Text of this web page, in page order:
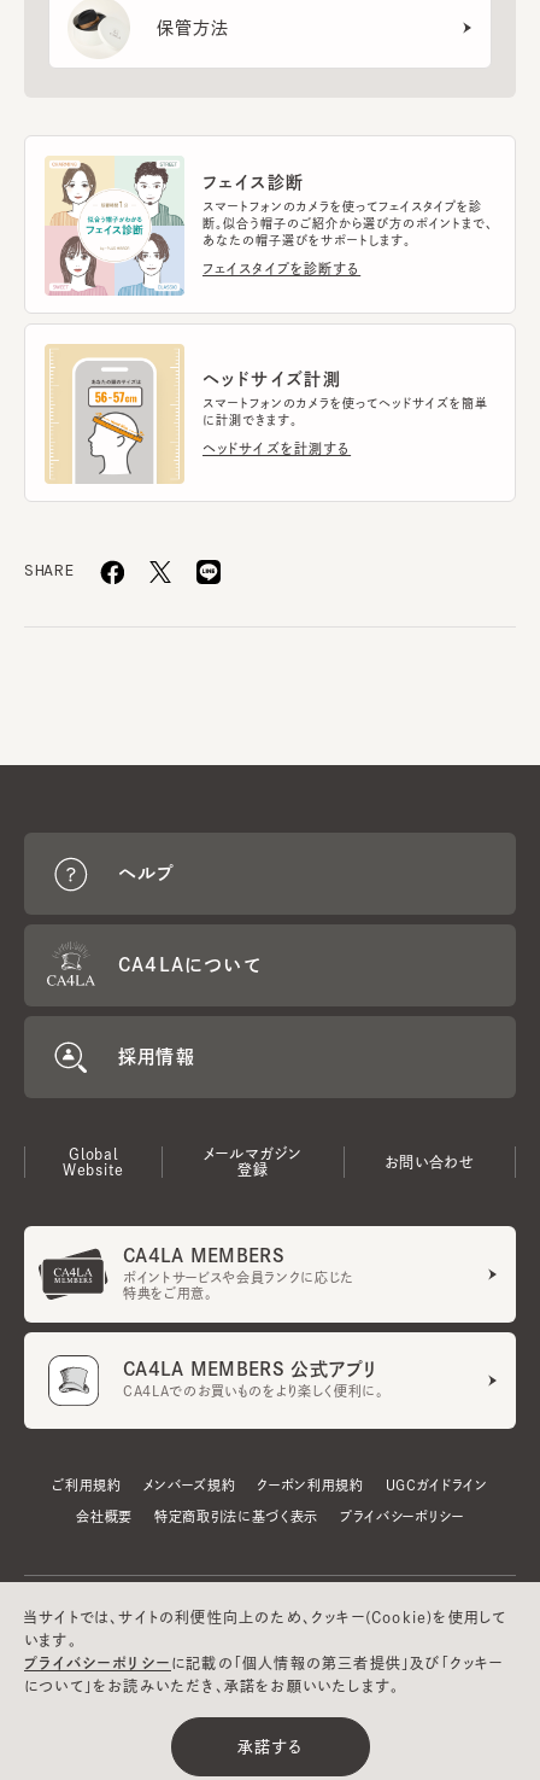
保管方法
フェイス診断
スマートフォンのカメラを使ってフェイスタイプを診
断。似合う帽子のご紹介から選び方のポイントまで、
あなたの帽子選びをサポートします。
フェイスタイプを診断する
ヘッドサイズ計測
スマートフォンのカメラを使ってヘッドサイズを簡単
に計測できます。
ヘッドサイズを計測する
SHARE
ヘルプ
CA4LAについて
採用情報
Global
Website
メールマガジン
登録
お問い合わせ
CA4LA MEMBERS
ポイントサービスや会員ランクに応じた
特典をご用意。
CA4LA MEMBERS 公式アプリ
CA4LAでのお買いものをより楽しく便利に。
ご利用規約 メンバーズ規約 クーポン利用規約 UGCガイドライン
会社概要 特定商取引法に基づく表示 プライバシーポリシー
©CA4LA INC. All Rights Reserved.
当サイトでは、サイトの利便性向上のため、クッキー(Cookie)を使用して
います。
プライバシーポリシー に記載の「個人情報の第三者提供」及び「クッキー
について」をお読みいただき、承諾をお願いいたします。
承諾する